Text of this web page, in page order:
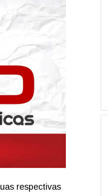
respectivas